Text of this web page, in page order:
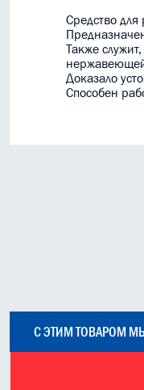
Средство
Также
Доказало
Способен
С ЭТИМ ТОВАРОМ